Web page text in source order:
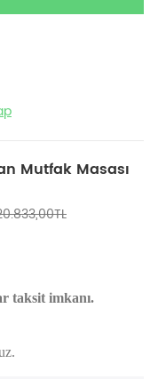
Mutfak Masası
taksit imkanı.